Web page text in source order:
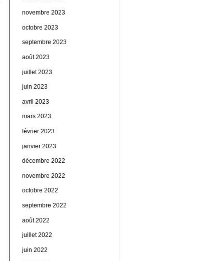
novembre 2023
octobre 2023
septembre 2023
août 2023
juillet 2023
juin 2023
avril 2023
mars 2023
février 2023
janvier 2023
décembre 2022
novembre 2022
octobre 2022
septembre 2022
août 2022
juillet 2022
juin 2022